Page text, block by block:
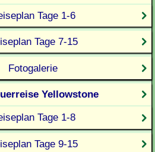
Tage 1-6
Tage 7-15
Fotogalerie
Yellowstone
Tage 1-8
Tage 9-15